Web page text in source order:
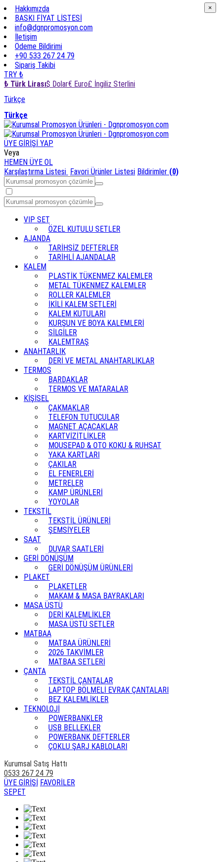
Hakkımızda
BASKI FİYAT LİSTESİ
info@dgnpromosyon.com
İletişim
Ödeme Bildirimi
+90 533 267 24 79
Sipariş Takibi
TRY ₺
₺ Türk Lirası$ Dolar€ Euro£ İngiliz Sterlini
Türkçe
Türkçe
ÜYE GİRİŞİ YAP
Veya
HEMEN ÜYE OL
Karşılaştırma Listesi Favori Ürünler Listesi Bildirimler (0)
VIP SET
ÖZEL KUTULU SETLER
AJANDA
TARİHSİZ DEFTERLER
TARİHLİ AJANDALAR
KALEM
PLASTİK TÜKENMEZ KALEMLER
METAL TÜKENMEZ KALEMLER
ROLLER KALEMLER
İKİLİ KALEM SETLERİ
KALEM KUTULARI
KURŞUN VE BOYA KALEMLERİ
SİLGİLER
KALEMTRAŞ
ANAHTARLIK
DERİ VE METAL ANAHTARLIKLAR
TERMOS
BARDAKLAR
TERMOS VE MATARALAR
KİŞİSEL
ÇAKMAKLAR
TELEFON TUTUCULAR
MAGNET AÇACAKLAR
KARTVİZİTLİKLER
MOUSEPAD & OTO KOKU & RUHSAT
YAKA KARTLARI
ÇAKILAR
EL FENERLERİ
METRELER
KAMP ÜRÜNLERİ
YOYOLAR
TEKSTİL
TEKSTİL ÜRÜNLERİ
ŞEMSİYELER
SAAT
DUVAR SAATLERİ
GERİ DÖNÜŞÜM
GERİ DÖNÜŞÜM ÜRÜNLERİ
PLAKET
PLAKETLER
MAKAM & MASA BAYRAKLARI
MASA ÜSTÜ
DERİ KALEMLİKLER
MASA ÜSTÜ SETLER
MATBAA
MATBAA ÜRÜNLERİ
2026 TAKVİMLER
MATBAA SETLERİ
ÇANTA
TEKSTİL ÇANTALAR
LAPTOP BÖLMELİ EVRAK ÇANTALARI
BEZ KALEMLİKLER
TEKNOLOJİ
POWERBANKLER
USB BELLEKLER
POWERBANK DEFTERLER
ÇOKLU ŞARJ KABLOLARI
Kurumsal Satış Hattı
0533 267 24 79
ÜYE GİRİŞİ FAVORİLER
SEPET
×
×